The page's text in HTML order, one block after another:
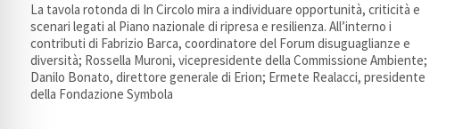
La tavola rotonda di In Circolo mira a individuare opportunità, criticità e
scenari legati al Piano nazionale di ripresa e resilienza. All’interno i
contributi di Fabrizio Barca, coordinatore del Forum disuguaglianze e
diversità; Rossella Muroni, vicepresidente della Commissione Ambiente;
Danilo Bonato, direttore generale di Erion; Ermete Realacci, presidente
della Fondazione Symbola